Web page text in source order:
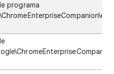
programa